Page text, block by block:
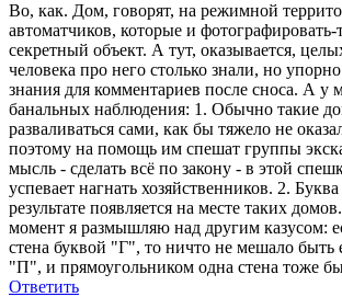
Во, как. Дом, говорят, на режимной
автоматчиков, которые и
секретный объект. А тут, оказывается,
человека про него столько знали, но
знания для комментариев после сноса. А у
банальных наблюдения: 1. Обычно такие
разваливаться сами, как бы тяжело не
поэтому на помощь им спешат группы
мысль - сделать всё по закону - в этой
успевает нагнать хозяйственников. 2.
результате появляется на месте таких
момент я размышляю над другим казусом:
стена буквой "Г", то ничто не мешало быть
"П", и прямоугольником одна стена тоже
Ответить